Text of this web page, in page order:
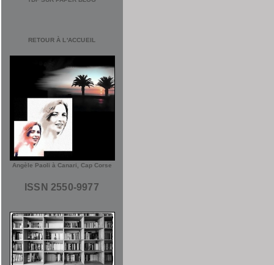
RETOUR À L'ACCUEIL
Angèle Paoli à Canari, Cap Corse
ISSN 2550-9977